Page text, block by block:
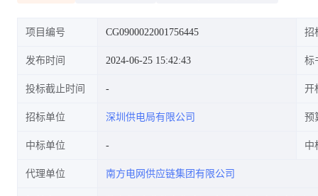
项目编号 CG0900022001756445 招
发布时间 2024-06-25 15:42:43 标
投标截止时间 开
招标单位 深圳供电局有限公司 预
中标单位 中
代理单位 南方电网供应链集团有限公司